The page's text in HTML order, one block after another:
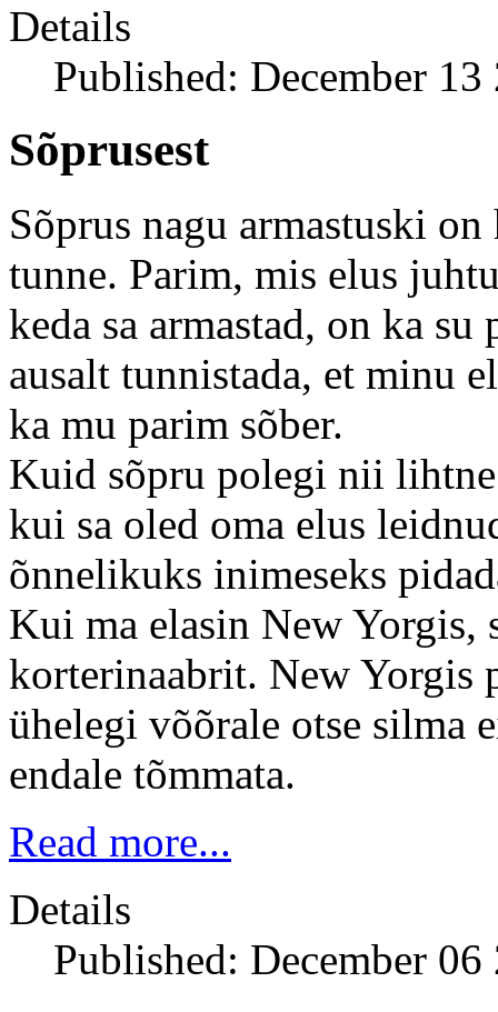
Details
Published: December 13
Sõprusest
Sõprus nagu armastuski
tunne. Parim, mis elus
keda sa armastad, on ka
ausalt tunnistada, et minu
ka mu parim sõber.
Kuid sõpru polegi nii
kui sa oled oma elus
õnnelikuks inimeseks
Kui ma elasin New Yorgis,
korterinaabrit. New Yorgis
ühelegi võõrale otse silma
endale tõmmata.
Read more...
Details
Published: December 06